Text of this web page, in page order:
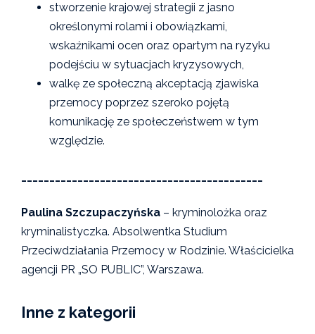
stworzenie krajowej strategii z jasno
określonymi rolami i obowiązkami,
wskaźnikami ocen oraz opartym na ryzyku
podejściu w sytuacjach kryzysowych,
walkę ze społeczną akceptacją zjawiska
przemocy poprzez szeroko pojętą
komunikację ze społeczeństwem w tym
względzie.
Paulina Szczupaczyńska – kryminolożka oraz
kryminalistyczka. Absolwentka Studium
Przeciwdziałania Przemocy w Rodzinie. Właścicielka
agencji PR „SO PUBLIC”, Warszawa.
Inne z kategorii